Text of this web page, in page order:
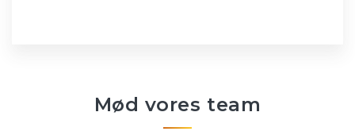
Mød vores team